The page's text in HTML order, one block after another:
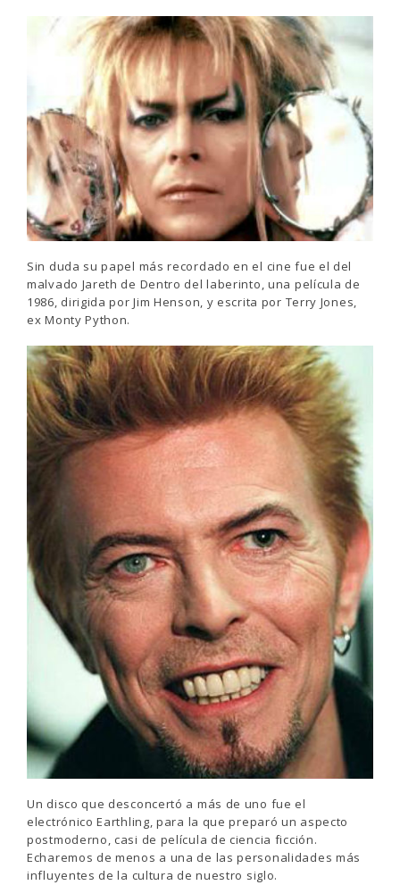
Sin duda su papel más recordado en el cine fue el del
malvado Jareth de Dentro del laberinto, una película de
1986, dirigida por Jim Henson, y escrita por Terry Jones,
ex Monty Python.
Un disco que desconcertó a más de uno fue el
electrónico Earthling, para la que preparó un aspecto
postmoderno, casi de película de ciencia ficción.
Echaremos de menos a una de las personalidades más
influyentes de la cultura de nuestro siglo.